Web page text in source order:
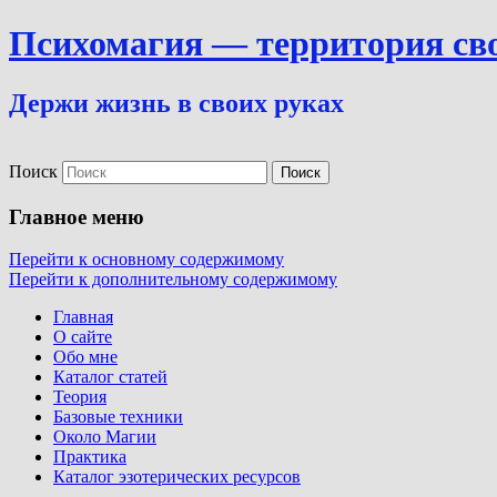
Психомагия — территория
Держи жизнь в своих руках
Поиск
Главное меню
Перейти к основному содержимому
Перейти к дополнительному содержимому
Главная
О сайте
Обо мне
Каталог статей
Теория
Базовые техники
Около Магии
Практика
Каталог эзотерических ресурсов